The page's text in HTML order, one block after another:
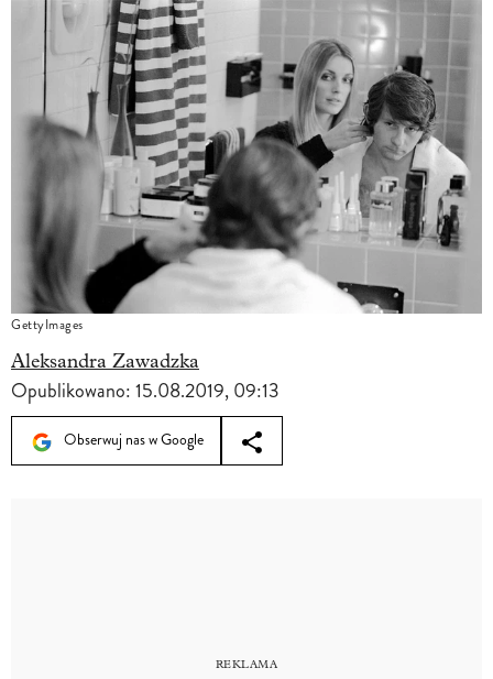
GettyImages
Aleksandra Zawadzka
Opublikowano:15.08.2019, 09:13
Obserwuj nas w Google